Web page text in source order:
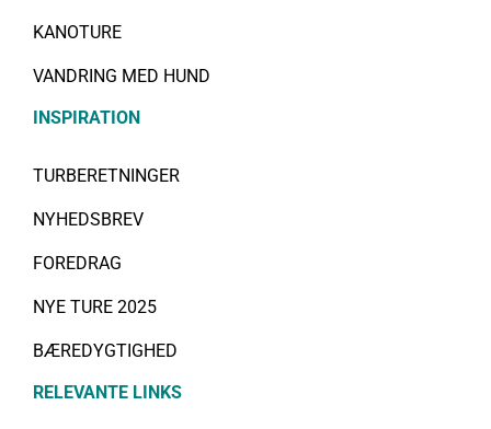
KANOTURE
VANDRING MED HUND
INSPIRATION
TURBERETNINGER
NYHEDSBREV
FOREDRAG
NYE TURE 2025
BÆREDYGTIGHED
RELEVANTE LINKS